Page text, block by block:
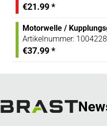
€21.99*
Motorwelle /
Artikelnummer:
€37.99*